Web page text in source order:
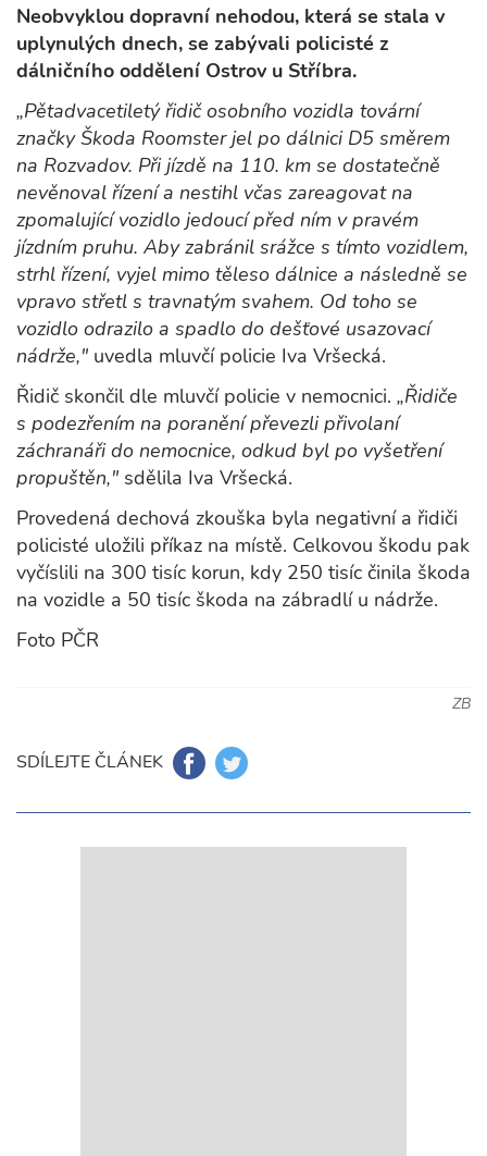
Neobvyklou dopravní nehodou, která se stala v
uplynulých dnech, se zabývali policisté z
dálničního oddělení Ostrov u Stříbra.
„Pětadvacetiletý řidič osobního vozidla tovární
značky Škoda Roomster jel po dálnici D5 směrem
na Rozvadov. Při jízdě na 110. km se dostatečně
nevěnoval řízení a nestihl včas zareagovat na
zpomalující vozidlo jedoucí před ním v pravém
jízdním pruhu. Aby zabránil srážce s tímto vozidlem,
strhl řízení, vyjel mimo těleso dálnice a následně se
vpravo střetl s travnatým svahem. Od toho se
vozidlo odrazilo a spadlo do dešťové usazovací
nádrže," uvedla mluvčí policie Iva Vršecká.
Řidič skončil dle mluvčí policie v nemocnici. „Řidiče
s podezřením na poranění převezli přivolaní
záchranáři do nemocnice, odkud byl po vyšetření
propuštěn," sdělila Iva Vršecká.
Provedená dechová zkouška byla negativní a řidiči
policisté uložili příkaz na místě. Celkovou škodu pak
vyčíslili na 300 tisíc korun, kdy 250 tisíc činila škoda
na vozidle a 50 tisíc škoda na zábradlí u nádrže.
Foto PČR
ZB
SDÍLEJTE ČLÁNEK